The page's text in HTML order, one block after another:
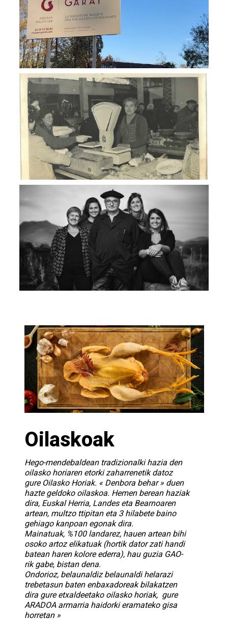
Oilaskoak
Hego-mendebaldean tradizionalki hazia den
oilasko horiaren etorki zaharrenetik datoz
gure Oilasko Horiak. « Denbora behar » duen
hazte geldoko oilaskoa. Hemen berean haziak
dira, Euskal Herria, Landes eta Bearnoaren
artean, multzo ttipitan eta 3 hilabete baino
gehiago kanpoan egonak dira.
Mainatuak, %100 landarez, hauen artean bihi
osoko artoz elikatuak (hortik dator zati handi
batean haren kolore ederra), hau guzia GAO-
rik gabe, bistan dena.
Ondorioz, belaunaldiz belaunaldi helarazi
trebetasun baten enbaxadoreak bilakatzen
dira gure etxaldeetako oilasko horiak, gure
ARADOA armarria haidorki eramateko gisa
horretan »